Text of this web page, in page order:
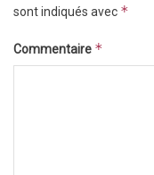
sont indiqués avec *
Commentaire *